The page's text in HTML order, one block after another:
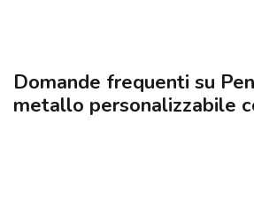
Domande frequenti su
metallo personalizzabile